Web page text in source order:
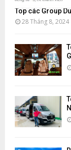
Top các Group
28 Tháng 8, 2024